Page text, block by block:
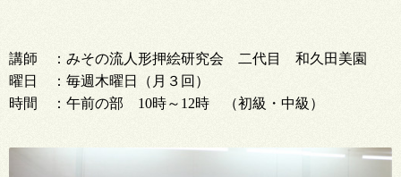
講師 ：みその流人形押絵研究会 二代目 和久田美園
曜日 ：毎週木曜日（月３回）
時間 ：午前の部 10時～12時 （初級・中級）